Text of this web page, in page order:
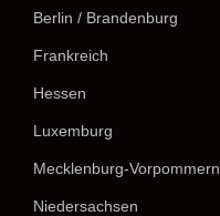
Berlin / Brandenburg
Frankreich
Hessen
Luxemburg
Mecklenburg-Vorpommern
Niedersachsen